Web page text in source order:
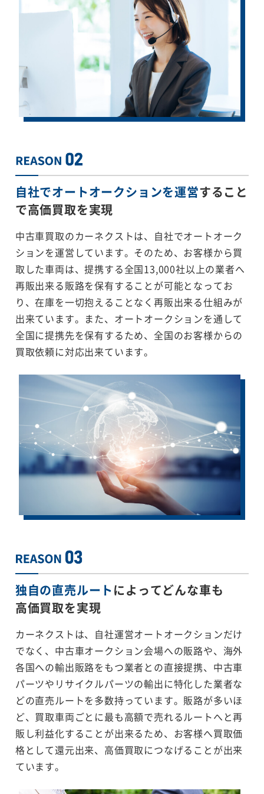
自社でオートオークションを運営すること
で高価買取を実現
中古車買取のカーネクストは、自社でオートオーク
ションを運営しています。そのため、お客様から買
取した車両は、提携する全国13,000社以上の業者へ
再販出来る販路を保有することが可能となってお
り、在庫を一切抱えることなく再販出来る仕組みが
出来ています。また、オートオークションを通して
全国に提携先を保有するため、全国のお客様からの
買取依頼に対応出来ています。
独自の直売ルートによってどんな車も
高価買取を実現
カーネクストは、自社運営オートオークションだけ
でなく、中古車オークション会場への販路や、海外
各国への輸出販路をもつ業者との直接提携、中古車
パーツやリサイクルパーツの輸出に特化した業者な
どの直売ルートを多数持っています。販路が多いほ
ど、買取車両ごとに最も高額で売れるルートへと再
販し利益化することが出来るため、お客様へ買取価
格として還元出来、高価買取につなげることが出来
ています。